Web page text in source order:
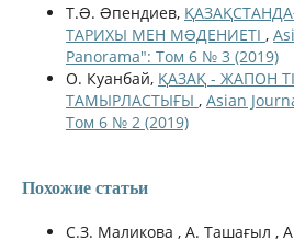
Т.Ə. Əпендиев,
ТАРИХЫ МЕН МƏДЕНИЕТІ ,
Panorama": Том 6 № 3 (2019)
О. Куанбай, ҚАЗАҚ - ЖАПОН
ТАМЫРЛАСТЫҒЫ , Asian
Том 6 № 2 (2019)
Похожие статьи
С.З. Маликова , А. Ташағыл ,